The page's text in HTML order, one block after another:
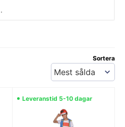
Sortera
Leveranstid 5-10 dagar